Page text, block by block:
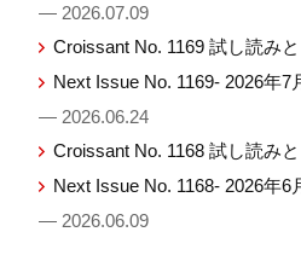
— 2026.07.09
Croissant No. 1169 試し読み
Next Issue No. 1169- 2026年7
— 2026.06.24
Croissant No. 1168 試し読み
Next Issue No. 1168- 2026年6
— 2026.06.09